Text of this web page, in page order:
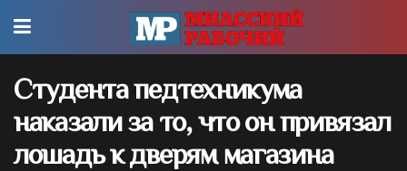
Студента педтехникума
наказали за то, что он привязал
лошадь к дверям магазина